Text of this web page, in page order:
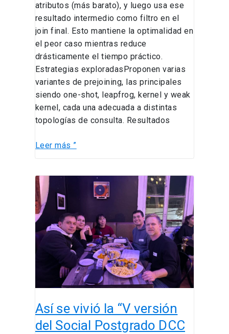
atributos (más barato), y luego usa ese
resultado intermedio como filtro en el
join final. Esto mantiene la optimalidad en
el peor caso mientras reduce
drásticamente el tiempo práctico.
Estrategias exploradasProponen varias
variantes de prejoining, las principales
siendo one-shot, leapfrog, kernel y weak
kernel, cada una adecuada a distintas
topologías de consulta. Resultados
Leer más ”
Así se vivió la “V versión
del Social Postgrado DCC
Así
se
vivió
la
“V
versión
Postgrado
UC”